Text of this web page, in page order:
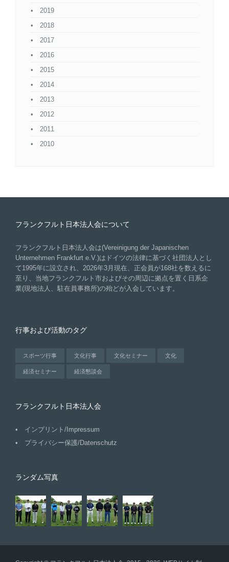
2019
2018
2017
2016
2015
2014
2013
2012
2011
2010
フランクフルト日本法人会について
フランクフルト日本法人会は(Vereinigung der Japanischen
Unternehmen Frankfurt e.V.)はドイツの法律に基づく社団法人とし
て1995年に設立され、2026年3月現在、正会員が168社を数えるに
至り、当地フランクフルト市およびその周辺に拠点を置く日系企
業(現地法人、駐在員事務所)の殆どが入会しています。
行事および活動のタグ
スポーツ行事 文化行事 文化セミナー 文化
経済セミナー 経済懇談会
フランクフルト日本法人会
インプリント/Impressum
プライバシー保護/Datenschutz
ランダム写真